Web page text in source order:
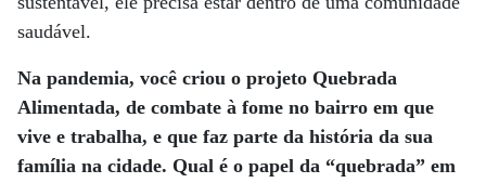
saudável.
Na pandemia, você criou o projeto Quebrada
Alimentada, de combate à fome no bairro em que
vive e trabalha, e que faz parte da história da sua
família na cidade. Qual é o papel da “quebrada” em